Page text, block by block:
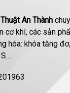
An Thành
cơ khí, các sản
hóa: khóa tăng